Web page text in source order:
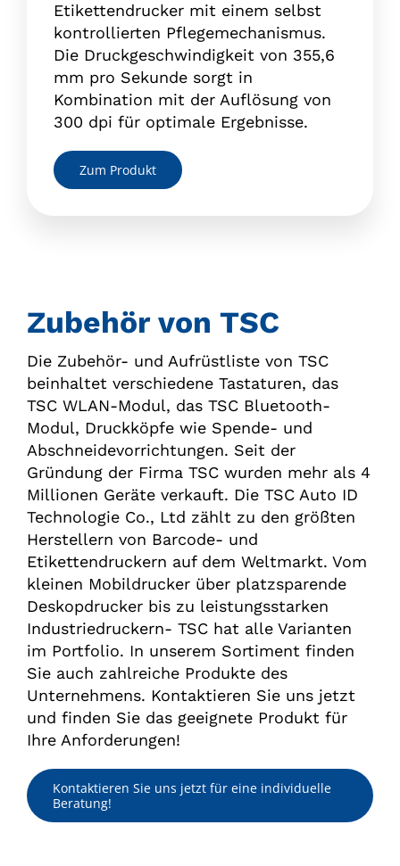
Etikettendrucker mit einem selbst
kontrollierten Pflegemechanismus.
Die Druckgeschwindigkeit von 355,6
mm pro Sekunde sorgt in
Kombination mit der Auflösung von
300 dpi für optimale Ergebnisse.
Zum Produkt
Zubehör von TSC
Die Zubehör- und Aufrüstliste von TSC
beinhaltet verschiedene Tastaturen, das
TSC WLAN-Modul, das TSC Bluetooth-
Modul, Druckköpfe wie Spende- und
Abschneidevorrichtungen. Seit der
Gründung der Firma TSC wurden mehr als 4
Millionen Geräte verkauft. Die TSC Auto ID
Technologie Co., Ltd zählt zu den größten
Herstellern von Barcode- und
Etikettendruckern auf dem Weltmarkt. Vom
kleinen Mobildrucker über platzsparende
Deskopdrucker bis zu leistungsstarken
Industriedruckern- TSC hat alle Varianten
im Portfolio. In unserem Sortiment finden
Sie auch zahlreiche Produkte des
Unternehmens. Kontaktieren Sie uns jetzt
und finden Sie das geeignete Produkt für
Ihre Anforderungen!
Kontaktieren Sie uns jetzt für eine individuelle
Beratung!